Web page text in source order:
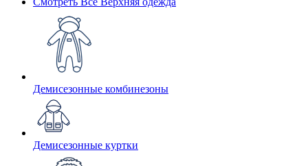
Демисезонные комбинезоны
Демисезонные куртки